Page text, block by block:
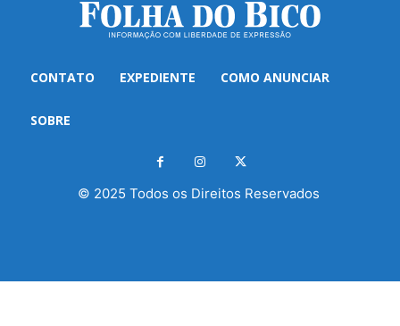
CONTATO EXPEDIENTE COMO ANUNCIAR
SOBRE
© 2025 Todos os Direitos Reservados